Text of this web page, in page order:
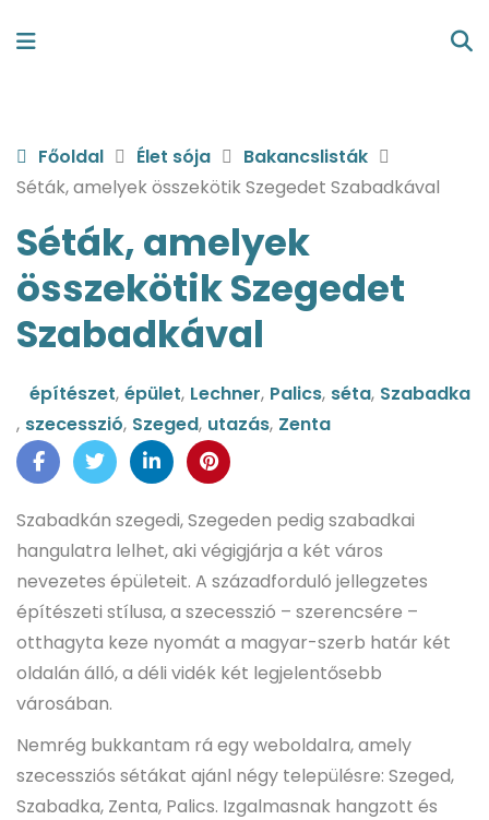
Főoldal Élet sója
Bakancslisták
Séták, amelyek összekötik Szegedet Szabadkával
Séták, amelyek
összekötik Szegedet
Szabadkával
építészet, épület, Lechner, Palics, séta, Szabadka
, szecesszió, Szeged, utazás, Zenta
Szabadkán szegedi, Szegeden pedig szabadkai
hangulatra lelhet, aki végigjárja a két város
nevezetes épületeit. A századforduló jellegzetes
építészeti stílusa, a szecesszió – szerencsére –
otthagyta keze nyomát a magyar-szerb határ két
oldalán álló, a déli vidék két legjelentősebb
városában.
Nemrég bukkantam rá egy weboldalra, amely
szecessziós sétákat ajánl négy településre: Szeged,
Szabadka, Zenta, Palics. Izgalmasnak hangzott és